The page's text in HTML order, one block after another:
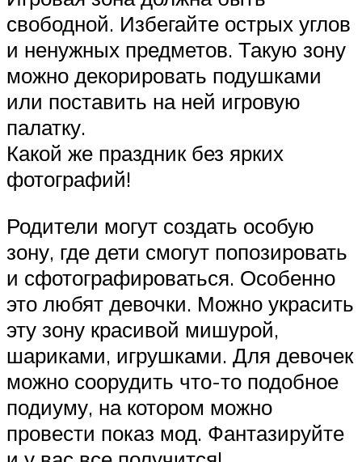
свободной. Избегайте острых углов
и ненужных предметов. Такую зону
можно декорировать подушками
или поставить на ней игровую
палатку.
Какой же праздник без ярких
фотографий!
Родители могут создать особую
зону, где дети смогут попозировать
и сфотографироваться. Особенно
это любят девочки. Можно украсить
эту зону красивой мишурой,
шариками, игрушками. Для девочек
можно соорудить что-то подобное
подиуму, на котором можно
провести показ мод. Фантазируйте